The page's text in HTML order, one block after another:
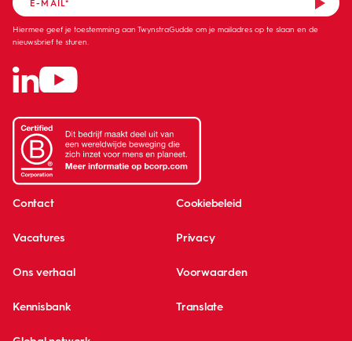
Contact Cookiebeleid
Vacatures Privacy
Ons verhaal Voorwaarden
Kennisbank Translate
Hiermee geef je toestemming aan TwynstraGudde om je mailadres op te slaan en de
nieuwsbrief te sturen.